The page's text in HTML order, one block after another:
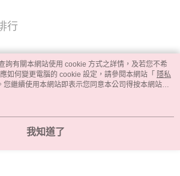
行
詢有關本網站使用 cookie 方式之詳情，及若您不希
如何變更電腦的 cookie 設定，請參閱本網站「 隱私
您繼續使用本網站即表示您同意本公司得按本網站使
。
我知道了